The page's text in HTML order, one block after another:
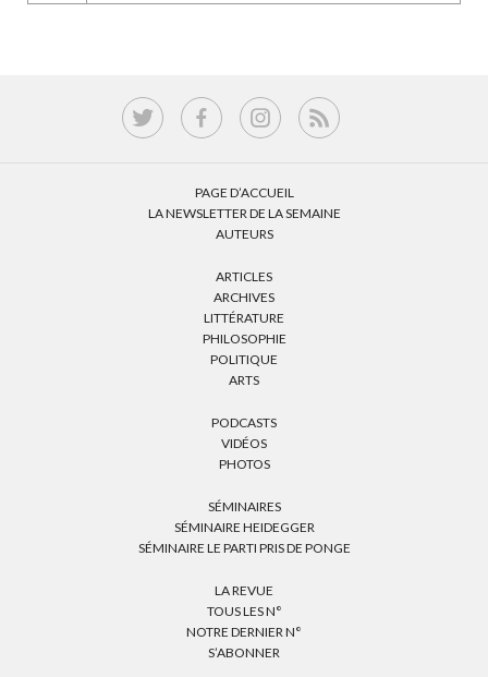
PAGE D’ACCUEIL
LA NEWSLETTER DE LA SEMAINE
AUTEURS
ARTICLES
ARCHIVES
LITTÉRATURE
PHILOSOPHIE
POLITIQUE
ARTS
PODCASTS
VIDÉOS
PHOTOS
SÉMINAIRES
SÉMINAIRE HEIDEGGER
SÉMINAIRE LE PARTI PRIS DE PONGE
LA REVUE
TOUS LES N°
NOTRE DERNIER N°
S’ABONNER